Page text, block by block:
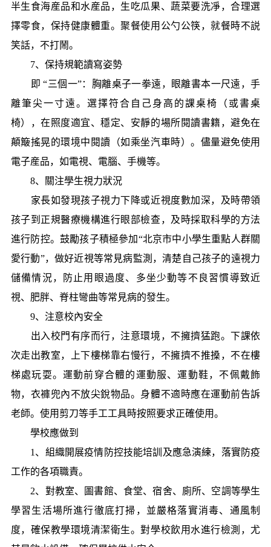
半生食海産品和水産品，生吃瓜果、蔬菜要洗凈，合理選
擇零食，保持健康體重。聚餐使用公勺公筷，就餐時不説
笑話，不打鬧。
7、保持規範讀寫姿勢
即 “三個一”：胸離桌子一拳遠，眼離書本一尺遠，手
離筆尖一寸遠。選擇符合自己身高的課桌椅（或書桌
椅），在照度適宜、穩定、安靜的場所閱讀書籍，避免在
顛簸搖晃的環境中閱讀（如乘坐汽車時）。儘量避免使用
電子産品，如電視、電腦、手機等。
8、關注學生視力狀況
家長如發現孩子視力下降或近視度數加深，及時帶領
孩子到正規醫療機構進行眼部檢查，及時採取科學的方法
進行防控。鼓勵孩子積極參加“北京市中小學生重點人群關
愛行動”，做好近視等常見病監測，清楚自己孩子的遠視力
儲備情況，防止用眼過度、多坐少動等不良習慣導致近
視、肥胖、脊柱彎曲等常見病的發生。
9、注意校內安全
出入校門有序而行，注意環境，不擁擠猛跑。下課依
次走出教室，上下樓梯靠右慢行，不擁擠不推搡，不在樓
梯處玩耍。運動前穿合體的運動服、運動鞋，不佩戴飾
物，衣褲兜內不放尖銳物品。身體不適時應在運動前告訴
老師。使用剪刀等手工工具時按照要求正確使用。
學校應做到
1、組織開展疫情防控技能培訓及應急演練，落實防疫
工作的各項職責。
2、對教室、圖書館、食堂、宿舍、廁所、空調等學生
學習生活場所進行徹底打掃，並嚴格落實消毒、通風制
度，確保教學環境清潔衛生。對學校飲用水進行檢測，尤